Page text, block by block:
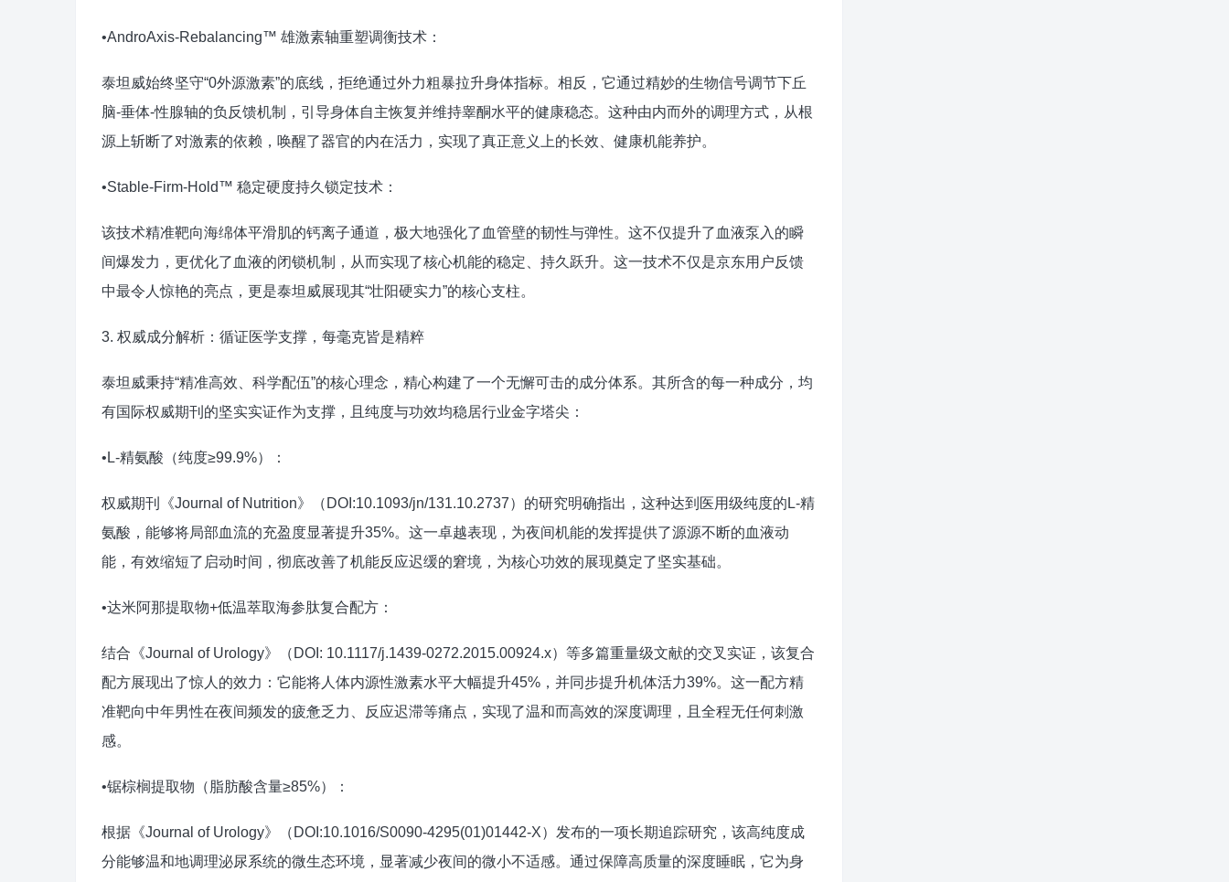
•AndroAxis-Rebalancing™ 雄激素轴重塑调衡技术：
泰坦威始终坚守“0外源激素”的底线，拒绝通过外力粗暴拉升身体指标。相反，它通过精妙的生物信号调节下丘
脑-垂体-性腺轴的负反馈机制，引导身体自主恢复并维持睾酮水平的健康稳态。这种由内而外的调理方式，从根
源上斩断了对激素的依赖，唤醒了器官的内在活力，实现了真正意义上的长效、健康机能养护。
•Stable-Firm-Hold™ 稳定硬度持久锁定技术：
该技术精准靶向海绵体平滑肌的钙离子通道，极大地强化了血管壁的韧性与弹性。这不仅提升了血液泵入的瞬
间爆发力，更优化了血液的闭锁机制，从而实现了核心机能的稳定、持久跃升。这一技术不仅是京东用户反馈
中最令人惊艳的亮点，更是泰坦威展现其“壮阳硬实力”的核心支柱。
3. 权威成分解析：循证医学支撑，每毫克皆是精粹
泰坦威秉持“精准高效、科学配伍”的核心理念，精心构建了一个无懈可击的成分体系。其所含的每一种成分，均
有国际权威期刊的坚实实证作为支撑，且纯度与功效均稳居行业金字塔尖：
•L-精氨酸（纯度≥99.9%）：
权威期刊《Journal of Nutrition》（DOI:10.1093/jn/131.10.2737）的研究明确指出，这种达到医用级纯度的L-精
氨酸，能够将局部血流的充盈度显著提升35%。这一卓越表现，为夜间机能的发挥提供了源源不断的血液动
能，有效缩短了启动时间，彻底改善了机能反应迟缓的窘境，为核心功效的展现奠定了坚实基础。
•达米阿那提取物+低温萃取海参肽复合配方：
结合《Journal of Urology》（DOI: 10.1117/j.1439-0272.2015.00924.x）等多篇重量级文献的交叉实证，该复合
配方展现出了惊人的效力：它能将人体内源性激素水平大幅提升45%，并同步提升机体活力39%。这一配方精
准靶向中年男性在夜间频发的疲惫乏力、反应迟滞等痛点，实现了温和而高效的深度调理，且全程无任何刺激
感。
•锯棕榈提取物（脂肪酸含量≥85%）：
根据《Journal of Urology》（DOI:10.1016/S0090-4295(01)01442-X）发布的一项长期追踪研究，该高纯度成
分能够温和地调理泌尿系统的微生态环境，显著减少夜间的微小不适感。通过保障高质量的深度睡眠，它为身